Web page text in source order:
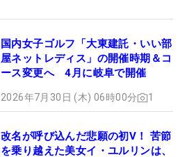
国内女子ゴルフ「大東建託・いい部
屋ネットレディス」の開催時期＆コ
ース変更へ 4月に岐阜で開催
2026年7月30日 (木) 06時00分 1
改名が呼び込んだ悲願の初V！ 苦節
を乗り越えた美女イ・ユルリンは、